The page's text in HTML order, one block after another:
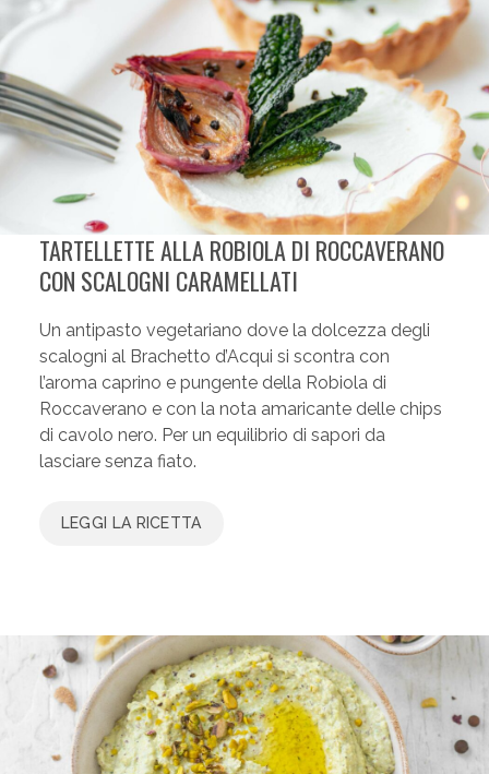
TARTELLETTE ALLA ROBIOLA DI ROCCAVERANO
CON SCALOGNI CARAMELLATI
Un antipasto vegetariano dove la dolcezza degli
scalogni al Brachetto d’Acqui si scontra con
l’aroma caprino e pungente della Robiola di
Roccaverano e con la nota amaricante delle chips
di cavolo nero. Per un equilibrio di sapori da
lasciare senza fiato.
LEGGI LA RICETTA